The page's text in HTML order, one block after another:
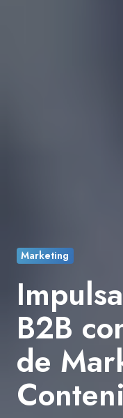
Marketing
B2B
de